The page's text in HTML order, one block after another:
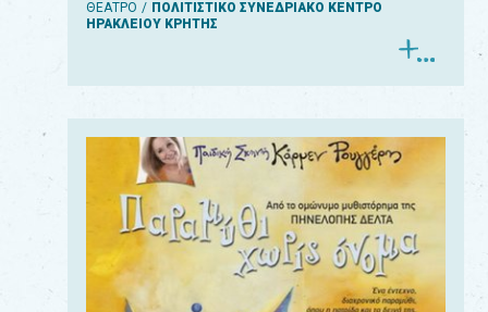
ΘΕΑΤΡΟ
ΠΟΛΙΤΙΣΤΙΚΟ ΣΥΝΕΔΡΙΑΚΟ ΚΕΝΤΡΟ
ΗΡΑΚΛΕΙΟΥ ΚΡΗΤΗΣ